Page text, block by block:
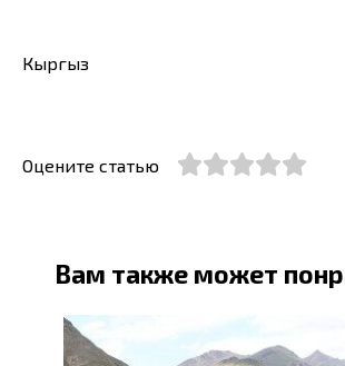
Кыргыз
Оцените статью
Вам также может